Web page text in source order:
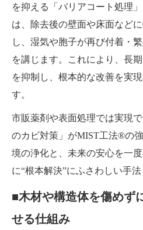
を抑える「バリアコート処理
は、除去後の壁面や床面など
し、湿気や胞子が再び付着・
を講じます。これにより、長
を抑制し、根本的な改善を実
す。
市販薬剤や表面処理では実現
のカビ対策」がMIST工法®の
境の浄化と、未来の安心を一
に“根本解決”にふさわしい手法
■木材や構造体を傷めず
せる仕組み